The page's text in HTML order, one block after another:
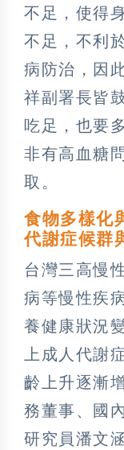
不足，使得
不足，不利
病防治，因
祥副署長皆
吃足，也要
非有高血糖
取。
食物多樣化
代謝症候群
台灣三高慢
病等慢性疾
養健康狀況
上成人代謝
齡上升逐漸
務董事、國
研究員潘文